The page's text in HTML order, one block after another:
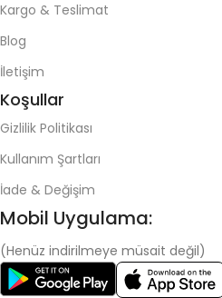
Kargo & Teslimat
Blog
İletişim
Koşullar
Gizlilik Politikası
Kullanım Şartları
İade & Değişim
Mobil Uygulama:
(Henüz indirilmeye müsait değil)